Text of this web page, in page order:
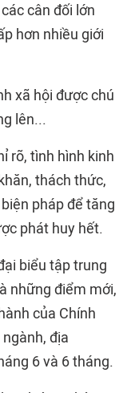
cân đối lớn
hơn nhiều giới
xã hội được chú
lên...
rõ, tình hình kinh
thách thức,
pháp để tăng
phát huy hết.
biểu tập trung
những điểm mới,
của Chính
địa
6 và 6 tháng.